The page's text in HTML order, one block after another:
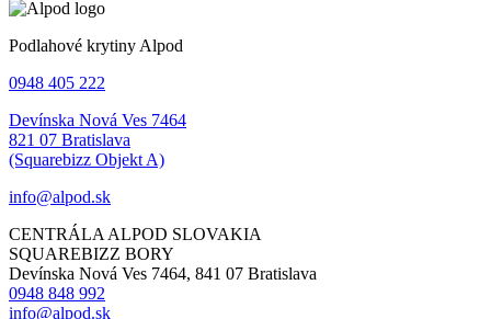
Podlahové krytiny Alpod
0948 405 222
Devínska Nová Ves 7464
821 07 Bratislava
(Squarebizz Objekt A)
info@alpod.sk
CENTRÁLA ALPOD SLOVAKIA
SQUAREBIZZ BORY
Devínska Nová Ves 7464, 841 07 Bratislava
0948 848 992
info@alpod.sk